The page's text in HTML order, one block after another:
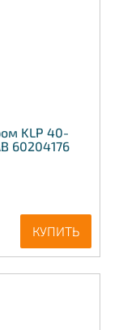
KLP 40-
60204176
КУПИТЬ